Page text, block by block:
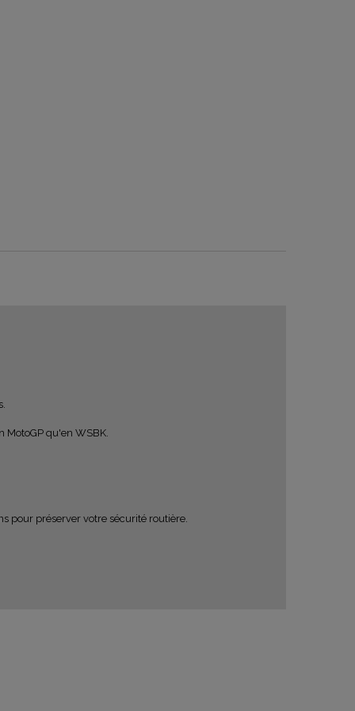
qu'en WSBK.
pour préserver votre sécurité routière.